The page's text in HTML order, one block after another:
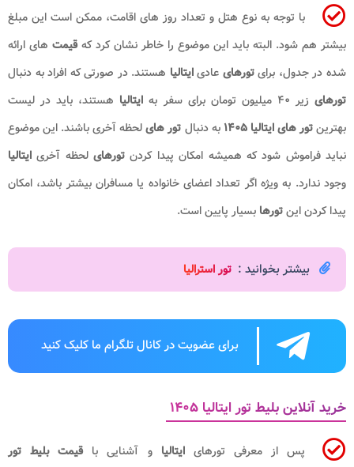
با توجه به نوع هتل و تعداد روز های اقامت، ممکن است این مبلغ
بیشتر هم شود. البته باید این موضوع را خاطر نشان کرد کهقیمت های ارائه
شده در جدول، برایتورهای عادیایتالیا هستند. در صورتی که افراد به دنبال
تورهای زیر ۴۰ میلیون تومان برای سفر به ایتالیا هستند، باید در لیست
بهترینتور های ایتالیا ۱۴۰۵ به دنبال تور هایلحظه آخری باشند. این موضوع
نباید فراموش شود که همیشه امکان پیدا کردن تورهایلحظه آخری ایتالیا
وجود ندارد. به ویژه اگر تعداد اعضای خانواده یا مسافران بیشتر باشد، امکان
پیدا کردن اینتورها بسیار پایین است.
بیشتر بخوانید : تور استرالیا
برای عضویت در کانال تلگرام ما کلیک کنید
خرید آنلاین بلیط تور ایتالیا ۱۴۰۵
پس از معرفی تورهایایتالیاو آشنایی باقیمت بلیط تور